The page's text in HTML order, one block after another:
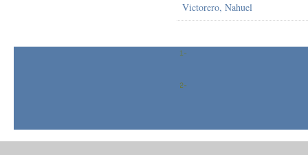
Victorero, Nahuel